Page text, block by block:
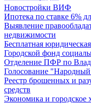
Новостройки ВИФ
Ипотека по ставке 6%
Выявление
недвижимости
Бесплатная
Городской фонд
Отделение ПФР по
Голосование
Реестр брошенных и
средств
Экономика и городское